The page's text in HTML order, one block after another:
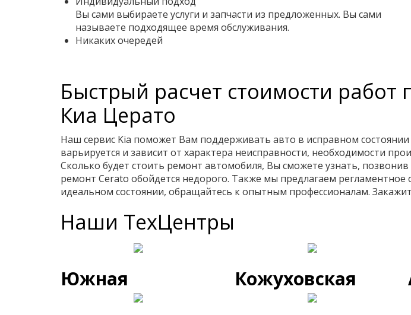
Вы сами выбираете услуги и запчасти из предложенных. Вы сами
называете подходящее время обслуживания.
Никаких очередей
Быстрый расчет стоимости
Киа Церато
Наш сервис Kia поможет Вам поддерживать авто в исправном
варьируется и зависит от характера неисправности, необходимости
Сколько будет стоить ремонт автомобиля, Вы сможете узнать,
ремонт Cerato обойдется недорого. Также мы предлагаем
идеальном состоянии, обращайтесь к опытным профессионалам.
Наши ТехЦентры
Южная Кожуховская